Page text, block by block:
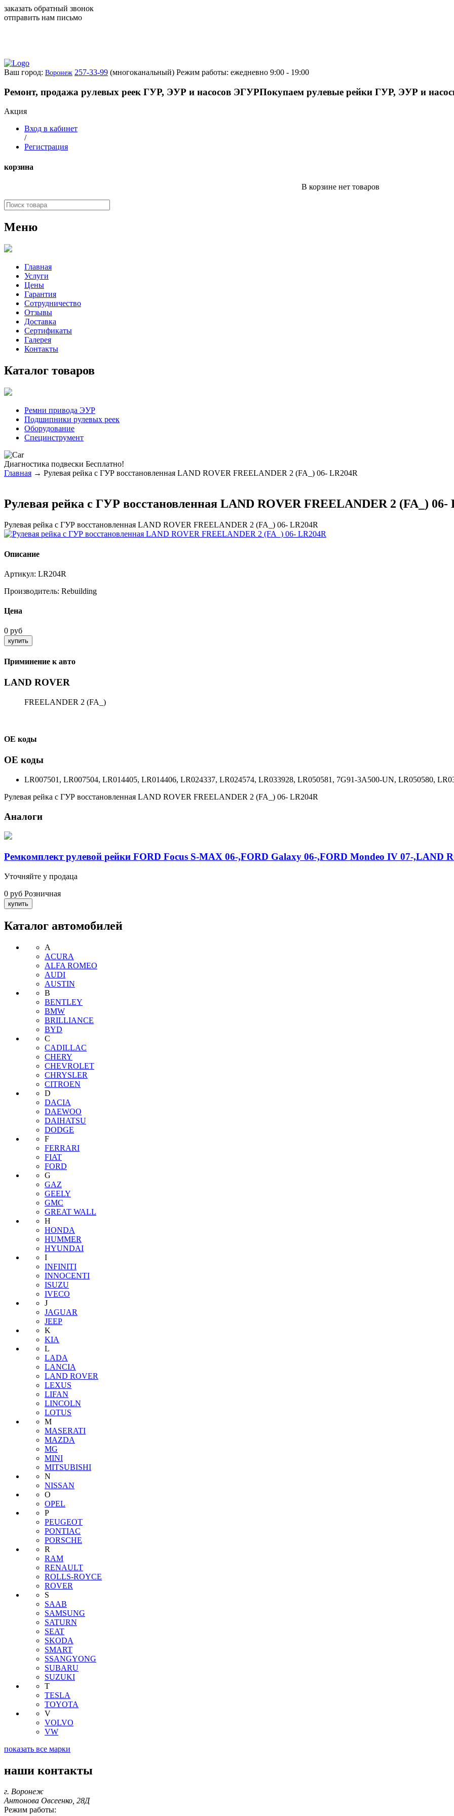
заказать обратный звонок
отправить нам письмо
Ваш город: Воронеж 257-33-99 (многоканальный) Режим работы: ежедневно 9:00 - 19:00
Ремонт, продажа рулевых реек ГУР, ЭУР и насосов ЭГУРПокупаем рулевые рейки ГУР, ЭУР и
Акция
Вход в кабинет
/
Регистрация
корзина
В корзине нет товаров
Меню
Главная
Услуги
Цены
Гарантия
Сотрудничество
Отзывы
Доставка
Сертификаты
Галерея
Контакты
Каталог товаров
Ремни привода ЭУР
Подшипники рулевых реек
Оборудование
Специнструмент
Диагностика подвески Бесплатно!
Главная → Рулевая рейка с ГУР восстановленная LAND ROVER FREELANDER 2 (FA_) 06- LR204R
Рулевая рейка с ГУР восстановленная LAND ROVER FREELANDER 2 (FA_) 06-
Рулевая рейка с ГУР восстановленная LAND ROVER FREELANDER 2 (FA_) 06- LR204R
Описание
Артикул: LR204R
Производитель: Rebuilding
Цена
0 руб
Приминение к авто
LAND ROVER
FREELANDER 2 (FA_)
ОЕ коды
ОЕ коды
LR007501, LR007504, LR014405, LR014406, LR024337, LR024574, LR033928, LR050581, 7G91-3A500-UN, LR050580,
Рулевая рейка с ГУР восстановленная LAND ROVER FREELANDER 2 (FA_) 06- LR204R
Аналоги
Ремкомплект рулевой рейки FORD Focus S-MAX 06-,FORD Galaxy 06-,FORD Mondeo IV 07-,LAND
Уточняйте у продаца
0 руб Розничная
Каталог автомобилей
A
ACURA
ALFA ROMEO
AUDI
AUSTIN
B
BENTLEY
BMW
BRILLIANCE
BYD
C
CADILLAC
CHERY
CHEVROLET
CHRYSLER
CITROEN
D
DACIA
DAEWOO
DAIHATSU
DODGE
F
FERRARI
FIAT
FORD
G
GAZ
GEELY
GMC
GREAT WALL
H
HONDA
HUMMER
HYUNDAI
I
INFINITI
INNOCENTI
ISUZU
IVECO
J
JAGUAR
JEEP
K
KIA
L
LADA
LANCIA
LAND ROVER
LEXUS
LIFAN
LINCOLN
LOTUS
M
MASERATI
MAZDA
MG
MINI
MITSUBISHI
N
NISSAN
O
OPEL
P
PEUGEOT
PONTIAC
PORSCHE
R
RAM
RENAULT
ROLLS-ROYCE
ROVER
S
SAAB
SAMSUNG
SATURN
SEAT
SKODA
SMART
SSANGYONG
SUBARU
SUZUKI
T
TESLA
TOYOTA
V
VOLVO
VW
показать все марки
наши контакты
г. Воронеж
Антонова Овсеенко, 28Д
Режим работы: